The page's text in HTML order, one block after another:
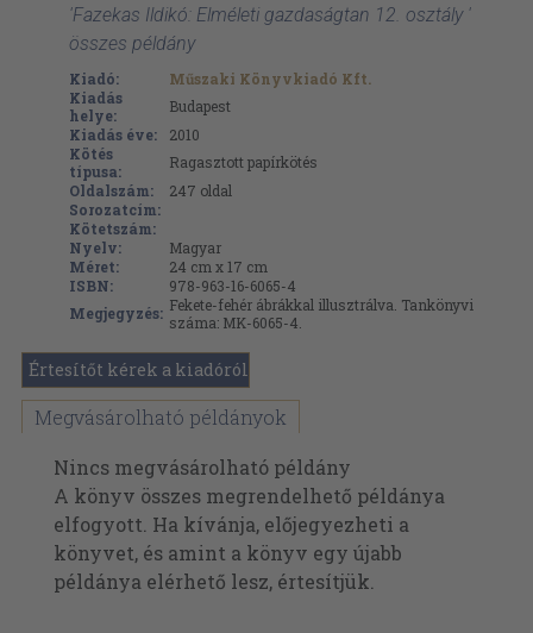
'Fazekas Ildikó: Elméleti gazdaságtan 12. osztály '
összes példány
Kiadó:
Műszaki Könyvkiadó Kft.
Kiadás
helye:
Budapest
Kiadás éve:
2010
Kötés
típusa:
Ragasztott papírkötés
Oldalszám:
247 oldal
Sorozatcím:
Kötetszám:
Nyelv:
Magyar
Méret:
24 cm x 17 cm
ISBN:
978-963-16-6065-4
Megjegyzés: Fekete-fehér ábrákkal illusztrálva. Tankönyvi
száma: MK-6065-4.
Értesítőt kérek a kiadóról
Megvásárolható példányok
Nincs megvásárolható példány
A könyv összes megrendelhető példánya
elfogyott. Ha kívánja, előjegyezheti a
könyvet, és amint a könyv egy újabb
példánya elérhető lesz, értesítjük.